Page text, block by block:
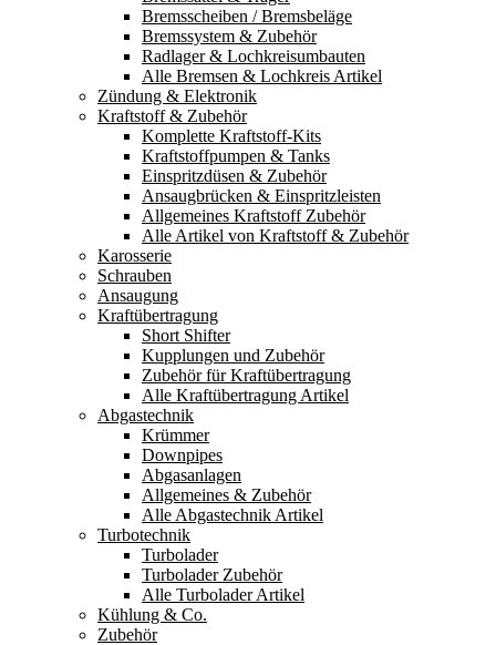
Bremsscheiben / Bremsbeläge
Bremssystem & Zubehör
Radlager & Lochkreisumbauten
Alle Bremsen & Lochkreis Artikel
Zündung & Elektronik
Kraftstoff & Zubehör
Komplette Kraftstoff-Kits
Kraftstoffpumpen & Tanks
Einspritzdüsen & Zubehör
Ansaugbrücken & Einspritzleisten
Allgemeines Kraftstoff Zubehör
Alle Artikel von Kraftstoff & Zubehör
Karosserie
Schrauben
Ansaugung
Kraftübertragung
Short Shifter
Kupplungen und Zubehör
Zubehör für Kraftübertragung
Alle Kraftübertragung Artikel
Abgastechnik
Krümmer
Downpipes
Abgasanlagen
Allgemeines & Zubehör
Alle Abgastechnik Artikel
Turbotechnik
Turbolader
Turbolader Zubehör
Alle Turbolader Artikel
Kühlung & Co.
Zubehör